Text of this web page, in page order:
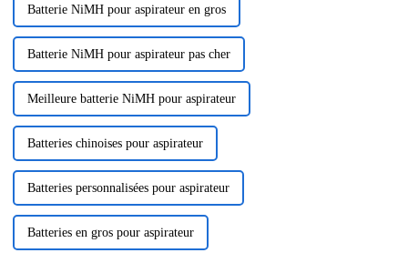
Batterie NiMH pour aspirateur en gros
Batterie NiMH pour aspirateur pas cher
Meilleure batterie NiMH pour aspirateur
Batteries chinoises pour aspirateur
Batteries personnalisées pour aspirateur
Batteries en gros pour aspirateur